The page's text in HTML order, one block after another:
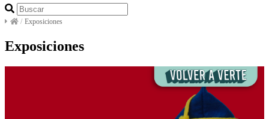
/ Exposiciones
Exposiciones